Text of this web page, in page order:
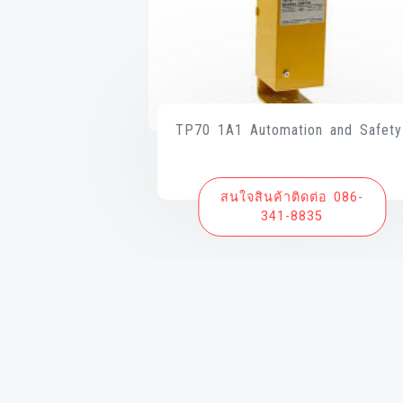
TP70 1A1 Automation and Safety
สนใจสินค้าติดต่อ 086-
341-8835